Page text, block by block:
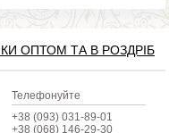
ОПТОМ ТА В РОЗДРІБ
Телефонуйте
+38 (093) 031-89-01
+38 (068) 146-29-30